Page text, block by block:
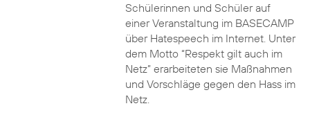
Schülerinnen und Schüler auf
einer Veranstaltung im BASECAMP
über Hatespeech im Internet. Unter
dem Motto “Respekt gilt auch im
Netz” erarbeiteten sie Maßnahmen
und Vorschläge gegen den Hass im
Netz.